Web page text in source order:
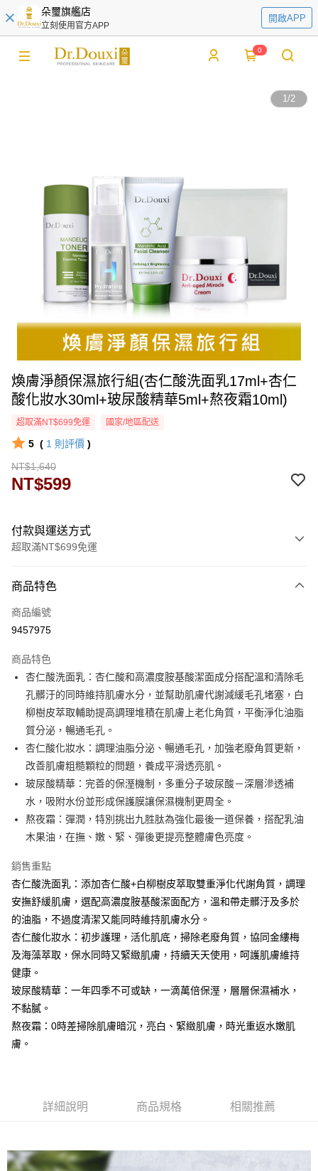
朵璽旗艦店
立刻使用官方APP
開啟APP
0
1/2
煥膚淨顏保濕旅行組(杏仁酸洗面乳17ml+杏仁
酸化妝水30ml+玻尿酸精華5ml+熬夜霜10ml)
超取滿NT$699免運 國家/地區配送
5 ( 1 則評價 )
NT$1,640
NT$599
付款與運送方式
超取滿NT$699免運
信用卡一次付款
超商取貨付款
Apple Pay
街口支付
悠遊付
Google Pay
全盈+PAY
大哥付你分期
相關說明
【大哥付你分期使用說明】
2.付款方式選擇「大哥付你分期」，訂單成立後會自動跳轉到大哥付的交易
流程，驗證手機門號後，選擇欲分期的期數、繳款截止日，確認付款後即完
成交易。
3.實際核准額度、可分期數及費用金額請依後續交易確認頁面所載為準。
4.訂單成立30分鐘內，如未前往確認交易或遇審核未通過，訂單將自動取
法說明評估內容。
【繳款方式說明】
1.分期款項不併入電信帳單，「大哥付你分期」於每月結算日後寄送繳費提
醒簡訊。
2.透過簡訊連結打開帳單後，可選擇「超商條碼／台灣大直營門市／銀行轉
帳／街口支付／iPASS MONEY」等通路繳費。
【注意事項】
1.本服務係由「台灣大哥大股份有限公司」（以下簡稱本公司）所提供，讓
由本公司與您本人進行分期帳單所需資料之確認、核對及更正。
相關說明
【關於「AFTEE先享後付」】
AFTEE先享後付是「在收到商品之後才付款」的支付方式。 讓您購物簡單
便利好安心！
１．簡單：不需註冊會員、不需綁卡、不需儲值。
２．便利：只要手機號碼，簡訊認證，即可結帳。
【「AFTEE先享後付」結帳流程】
１．於結帳方式選擇「AFTEE先享後付」後，將跳轉至「AFTEE先享後付」
結帳頁面，進行簡訊認證並確認金額後，即可完成結帳。
２．訂單成立數日內，您將收到繳費通知簡訊。
３．收到繳費通知簡訊後14天內，點擊此簡訊中的連結，可透過四大超商／
※ 請注意：結帳手續完成當下不需立刻繳費，但若您需要取消訂單，請聯絡
是否繳費成功／繳費後需取消欲退款等相關疑問，請聯繫「AFTEE先享後付
客戶支援中心」https://netprotections.freshdesk.com/support/home
１．透過由恩沛科技股份有限公司提供之「AFTEE先享後付」服務完成之交
易，需依本服務之必要範圍內提供個人資料，並將交易相關給付款項請求債
貨到付款
運送方式
全家付款取貨
每筆NT$70，滿NT$699(含以上)免運費
付款後全家取貨
每筆NT$70，滿NT$699(含以上)免運費
付款後萊爾富取貨
7-11付款取貨
商品特色
商品編號
9457975
商品特色
杏仁酸洗面乳：杏仁酸和高濃度胺基酸潔面成分搭配溫和清除毛
孔髒汙的同時維持肌膚水分，並幫助肌膚代謝減緩毛孔堵塞，白
柳樹皮萃取輔助提高調理堆積在肌膚上老化角質，平衡淨化油脂
質分泌，暢通毛孔。
杏仁酸化妝水：調理油脂分泌、暢通毛孔，加強老廢角質更新，
改善肌膚粗糙顆粒的問題，養成平滑透亮肌。
玻尿酸精華：完善的保溼機制，多重分子玻尿酸－深層滲透補
水，吸附水份並形成保護膜讓保濕機制更周全。
熬夜霜：彈潤，特別挑出九胜肽為強化最後一道保養，搭配乳油
木果油，在撫、嫩、緊、彈後更提亮整體膚色亮度。
銷售重點
杏仁酸洗面乳：添加杏仁酸+白柳樹皮萃取雙重淨化代謝角質，調理
安撫舒緩肌膚，選配高濃度胺基酸潔面配方，溫和帶走髒汙及多於
的油脂，不過度清潔又能同時維持肌膚水分。
杏仁酸化妝水：初步護理，活化肌底，掃除老廢角質，協同金縷梅
及海藻萃取，保水同時又緊緻肌膚，持續天天使用，呵護肌膚維持
健康。
玻尿酸精華：一年四季不可或缺，一滴萬倍保溼，層層保濕補水，
不黏膩。
熬夜霜：0時差掃除肌膚暗沉，亮白、緊緻肌膚，時光重返水嫩肌
膚。
詳細說明 商品規格 相關推薦